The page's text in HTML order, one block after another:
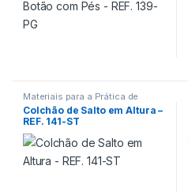
Materiais para a Prática de
Esportes
Colchão de Salto em Altura –
REF. 141-ST